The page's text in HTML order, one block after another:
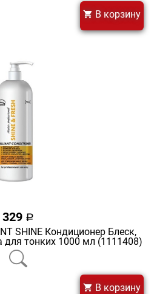
В корзину
329 a
SHINE Кондиционер Блеск,
для тонких 1000 мл (1111408)
В корзину